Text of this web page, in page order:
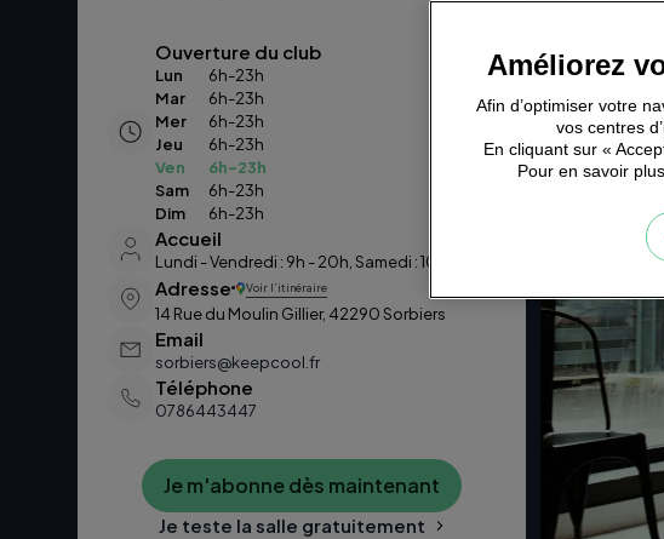
Ouverture du club
Lun
6h-23h
Mar
6h-23h
Mer
6h-23h
Jeu
6h-23h
Ven
6h-23h
Sam
6h-23h
Dim
6h-23h
Accueil
Lundi - Vendredi : 9h - 20h, Samedi : 10h - 18h
Adresse Voir l’itinéraire
14 Rue du Moulin Gillier, 42290 Sorbiers
Email
sorbiers@keepcool.fr
Téléphone
0786443447
Je m'abonne dès maintenant
Je teste la salle gratuitement
Améliorez
Afin d’optimiser votre
vos centres
En cliquant sur «
Pour en savoir